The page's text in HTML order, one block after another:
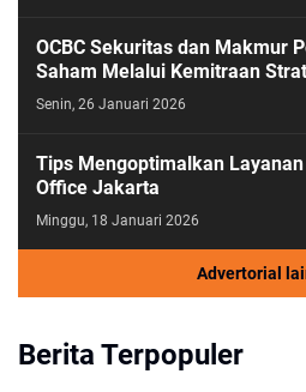
OCBC Sekuritas dan Makmur
Saham Melalui Kemitraan
Senin, 26 Januari 2026
Tips Mengoptimalkan
Office Jakarta
Minggu, 18 Januari 2026
Advertorial
Berita Terpopuler